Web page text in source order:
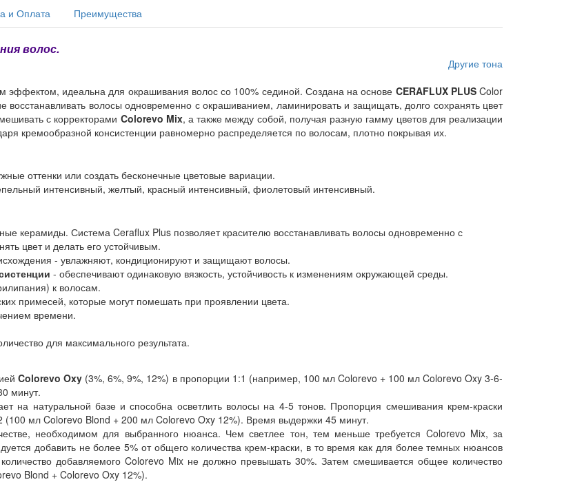
и Оплата
Преимущества
волос.
Другие тона
идеальна для окрашивания волос со 100% сединой. Создана на основе CERAFLUX PLUSColor
волосы одновременно с окрашиванием, ламинировать и защищать, долго сохранять цвет
с корректорами Colorevo Mix, а также между собой, получая разную гамму цветов для реализации
кремообразной консистенции равномерно распределяется по волосам, плотно покрывая их.
оттенки или создать бесконечные цветовые вариации.
интенсивный, желтый, красный интенсивный, фиолетовый интенсивный.
керамиды. Система Ceraflux Plus позволяет красителю восстанавливать волосы одновременно с
цвет и делать его устойчивым.
- увлажняют, кондиционируют и защищают волосы.
- обеспечивают одинаковую вязкость, устойчивость к изменениям окружающей среды.
к волосам.
примесей, которые могут помешать при проявлении цвета.
времени.
для максимального результата.
Colorevo Oxy (3%, 6%, 9%, 12%) в пропорции 1:1 (например, 100 мл Colorevo + 100 мл Colorevo Oxy 3-6-
минут.
на натуральной базе и способна осветлить волосы на 4-5 тонов. Пропорция смешивания крем-краски
мл Colorevo Blond + 200 мл Colorevo Oxy 12%). Время выдержки 45 минут.
необходимом для выбранного нюанса. Чем светлее тон, тем меньше требуется Colorevo Mix, за
добавить не более 5% от общего количества крем-краски, в то время как для более темных нюансов
добавляемого Colorevo Mix не должно превышать 30%. Затем смешивается общее количество
Blond + Colorevo Oxy 12%).